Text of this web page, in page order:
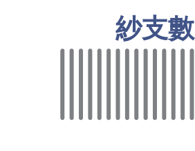
紗支數